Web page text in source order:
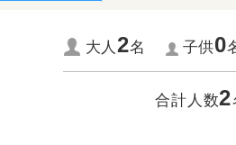
大人2名 子供0
合計人数2